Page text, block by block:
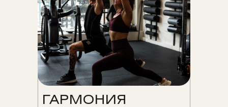
ГАРМОНИЯ